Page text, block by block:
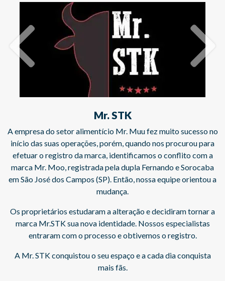
Muu fez muito sucesso no
quando nos procurou para
o conflito com a
Fernando e Sorocaba
nossa equipe orientou a
e decidiram tornar a
Nossos especialistas
obtivemos o registro.
e a cada dia conquista
Com atuação voltada para a
Nunesfarma figura no hall de
Lei do Bem, lei federal que
empresas com atividades
aprovadas pelo Ministério da
A nossa equipe cuidou do registro
e faz todo o acompanhamento e
Veja todos os cases de
Previous Next